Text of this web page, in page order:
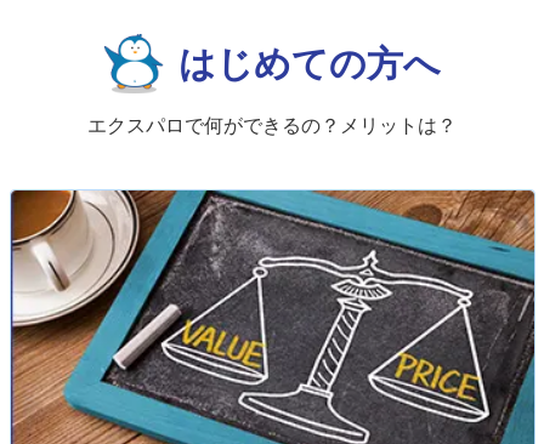
はじめての方へ
エクスパロで何ができるの？メリットは？